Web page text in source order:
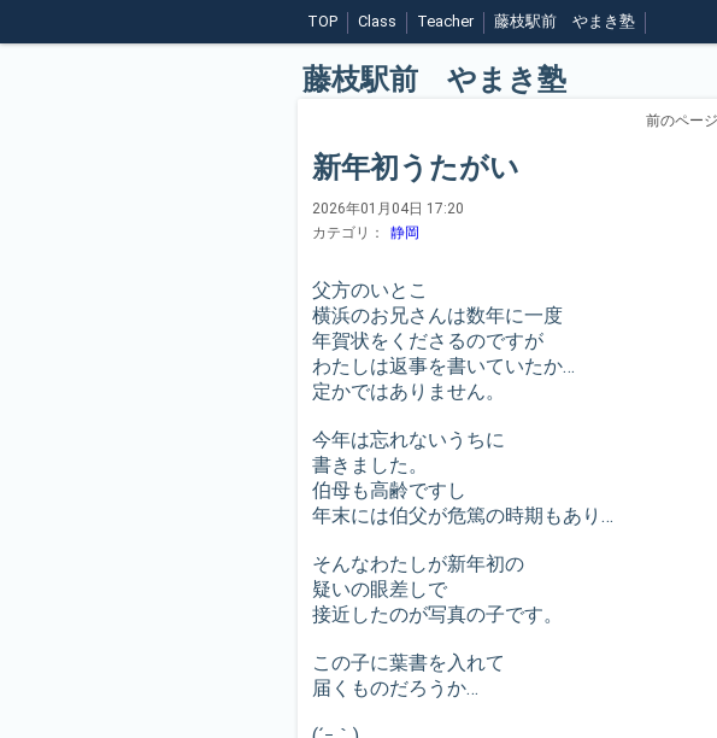
TOP Class Teacher 藤枝駅前 やまき塾
藤枝駅前 やまき塾
前のページ
新年初うたがい
2026年01月04日 17:20
カテゴリ：
静岡
父方のいとこ
横浜のお兄さんは数年に一度
年賀状をくださるのですが
わたしは返事を書いていたか…
定かではありません。
今年は忘れないうちに
書きました。
伯母も高齢ですし
年末には伯父が危篤の時期もあり…
そんなわたしが新年初の
疑いの眼差しで
接近したのが写真の子です。
この子に葉書を入れて
届くものだろうか…